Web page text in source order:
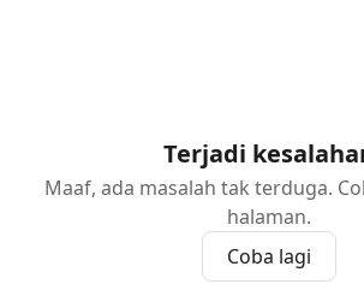
Terjadi
Maaf, ada masalah tak terduga.
halaman.
Coba lagi